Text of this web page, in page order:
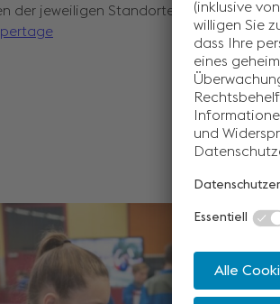
der jeweiligen Standorte. Wir freuen uns